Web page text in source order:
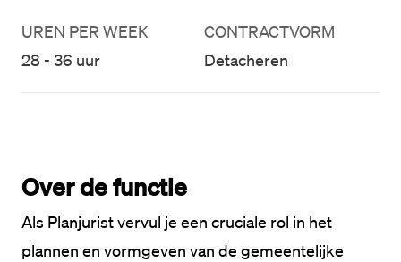
UREN PER WEEK
28 - 36 uur
CONTRACTVORM
Detacheren
Over de functie
Als Planjurist vervul je een cruciale rol in het
plannen en vormgeven van de gemeentelijke